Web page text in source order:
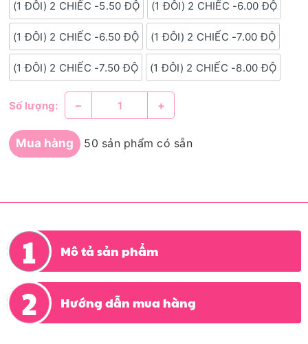
(1 ĐÔI) 2 CHIẾC -5.50 ĐỘ (1 ĐÔI) 2 CHIẾC -6.00 ĐỘ
(1 ĐÔI) 2 CHIẾC -6.50 ĐỘ (1 ĐÔI) 2 CHIẾC -7.00 ĐỘ
(1 ĐÔI) 2 CHIẾC -7.50 ĐỘ (1 ĐÔI) 2 CHIẾC -8.00 ĐỘ
Số lượng: – +
Mua hàng 50 sản phẩm có sẵn
Mô tả sản phẩm
Hướng dẫn mua hàng